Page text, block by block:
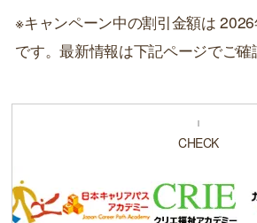
※キャンペーン中の割引金額は
です。最新情報は下記ページでご確
CHECK